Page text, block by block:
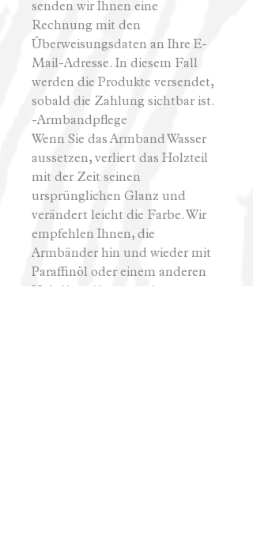
senden wir Ihnen eine
Rechnung mit den
Überweisungsdaten an Ihre E-
Mail-Adresse. In diesem Fall
werden die Produkte versendet,
sobald die Zahlung sichtbar ist.
-Armbandpflege
Wenn Sie das Armband Wasser
aussetzen, verliert das Holzteil
mit der Zeit seinen
ursprünglichen Glanz und
verändert leicht die Farbe. Wir
empfehlen Ihnen, die
Armbänder hin und wieder mit
Paraffinöl oder einem anderen